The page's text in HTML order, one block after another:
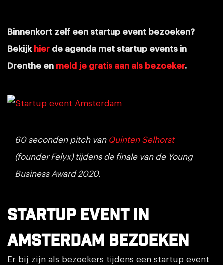
Binnenkort zelf een startup event bezoeken?
Bekijk hier de agenda met startup events in
Drenthe en meld je gratis aan als bezoeker.
60 seconden pitch van Quinten Selhorst
(founder Felyx) tijdens de finale van de Young
Business Award 2020.
Startup event in
Amsterdam bezoeken
Er bij zijn als bezoekers tijdens een startup event